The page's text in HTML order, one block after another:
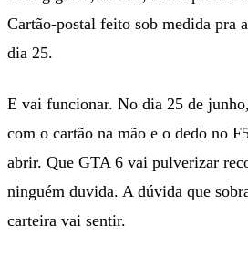
Cartão-postal feito sob medida pra
dia 25.
E vai funcionar. No dia 25 de
com o cartão na mão e o dedo no
abrir. Que GTA 6 vai pulverizar
ninguém duvida. A dúvida que
carteira vai sentir.